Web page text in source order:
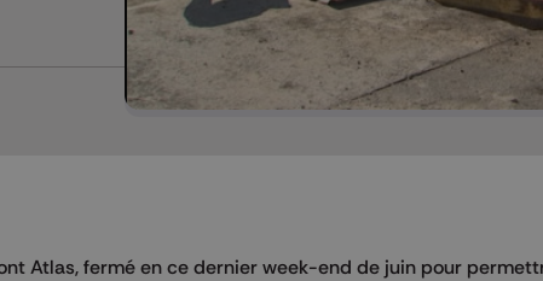
Atlas, fermé en ce dernier week-end de juin pour